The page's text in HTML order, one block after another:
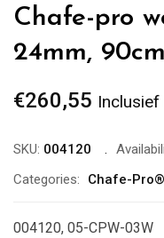
Chafe-pro
24mm, 90cm
€260,55
SKU: 004120
Categories:
Chafe-Pro®
004120, 05-CPW-03W